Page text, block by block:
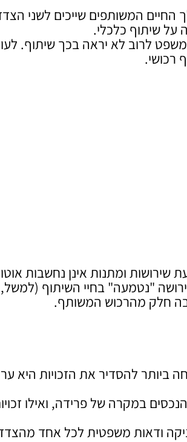
המשותפים שייכים לשני
על שיתוף כלכלי.
לרוב לא יראה בכך שיתוף.
רכושי.
שירושות ומתנות אינן נחשבות
"נטמעה" בחיי השיתוף (למשל,
חלק מהרכוש המשותף.
ביותר להסדיר את הזכויות היא
במקרה של פרידה, ואילו
ודאות משפטית לכל אחד